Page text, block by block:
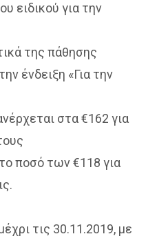
ειδικού για την
της πάθησης
ένδειξη «Για την
στα €162 για
ποσό των €118 για
τις 30.11.2019, με